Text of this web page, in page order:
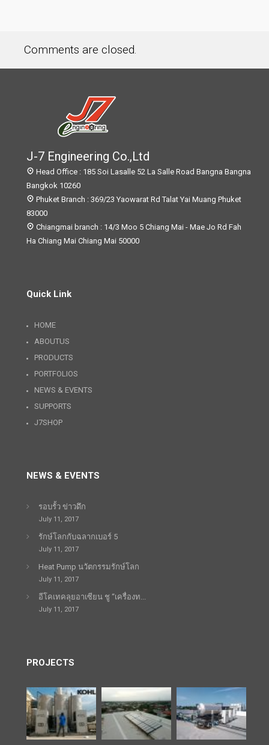
Comments are closed.
J-7 Engineering Co.,Ltd
Head Office : 185 Soi Lasalle 52 La Salle Road Bangna Bangna
Bangkok 10260
Phuket Branch : 369/23 Yaowarat Rd Talat Yai Muang Phuket
83000
Chiangmai branch : 14/3 Moo 5 Chiang Mai - Mae Jo Rd Fah
Ha Chiang Mai Chiang Mai 50000
Quick Link
HOME
ABOUTUS
PRODUCTS
PORTFOLIOS
NEWS & EVENTS
SUPPORTS
J7SHOP
NEWS & EVENTS
รอบรั้ว ข่าวดึก
July 11, 2017
รักษ์โลกกับฉลากเบอร์ 5
July 11, 2017
Heat Pump นวัตกรรมรักษ์โลก
July 11, 2017
อีโคเทคลุยอาเซียน ชู “เครื่องท...
July 11, 2017
PROJECTS